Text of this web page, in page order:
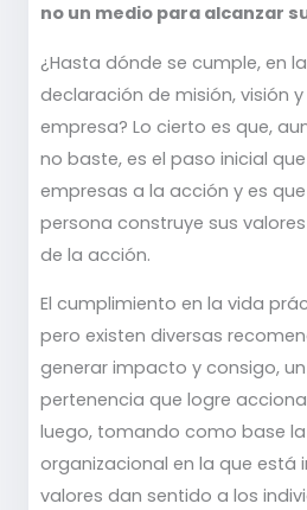
no un medio para alcanzar
¿Hasta dónde se cumple, en
declaración de misión, visión
empresa? Lo cierto es que,
no baste, es el paso inicial
empresas a la acción y es
persona construye sus
de la acción.
El cumplimiento en la vida
pero existen diversas
generar impacto y consigo,
pertenencia que logre
luego, tomando como base
organizacional en la que está
valores dan sentido a los